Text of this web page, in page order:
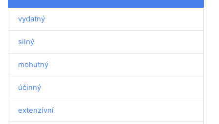
vydatný
silný
mohutný
účinný
extenzívní